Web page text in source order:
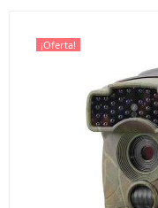
¡Oferta!